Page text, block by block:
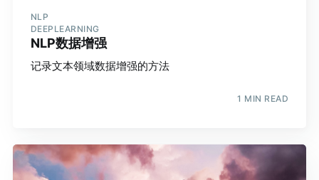
NLP
DEEPLEARNING
NLP数据增强
记录文本领域数据增强的方法
1 MIN READ